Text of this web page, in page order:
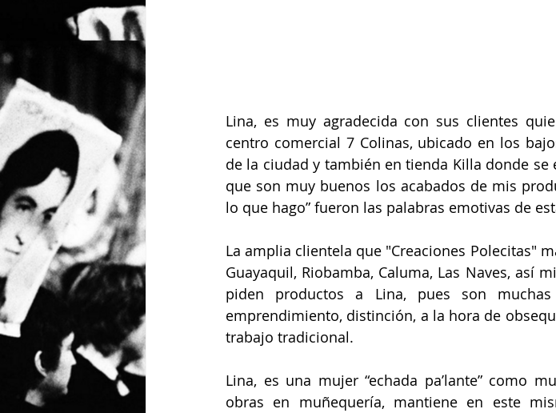
Lina, es muy agradecida con sus clientes
centro comercial 7 Colinas, ubicado en los
de la ciudad y también en tienda Killa donde
que son muy buenos los acabados de mis
lo que hago” fueron las palabras emotivas de
La amplia clientela que "Creaciones Polecitas"
Guayaquil, Riobamba, Caluma, Las Naves, así
piden productos a Lina, pues son
emprendimiento, distinción, a la hora de
trabajo tradicional.
Lina, es una mujer “echada pa’lante” como
obras en muñequería, mantiene en este